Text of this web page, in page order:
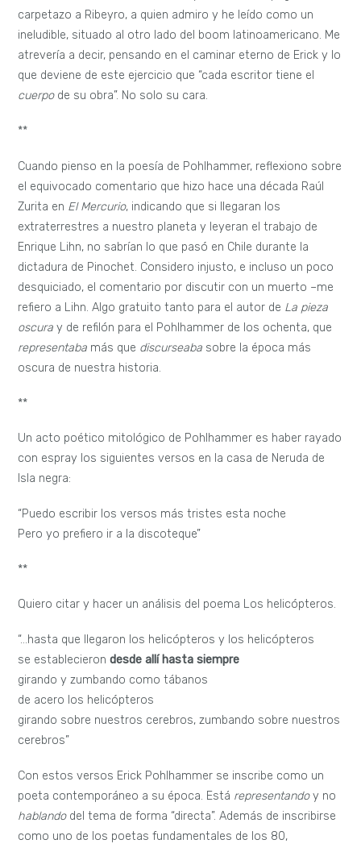
carpetazo a Ribeyro, a quien admiro y he leído como un
ineludible, situado al otro lado del boom latinoamericano. Me
atrevería a decir, pensando en el caminar eterno de Erick y lo
que deviene de este ejercicio que “cada escritor tiene el
cuerpode su obra”. No solo su cara.
**
Cuando pienso en la poesía de Pohlhammer, reflexiono sobre
el equivocado comentario que hizo hace una década Raúl
Zurita en El Mercurio, indicando que si llegaran los
extraterrestres a nuestro planeta y leyeran el trabajo de
Enrique Lihn, no sabrían lo que pasó en Chile durante la
dictadura de Pinochet. Considero injusto, e incluso un poco
desquiciado, el comentario por discutir con un muerto –me
refiero a Lihn. Algo gratuito tanto para el autor de La pieza
oscuray de refilón para el Pohlhammer de los ochenta, que
representaba más que discurseaba sobre la época más
oscura de nuestra historia.
**
Un acto poético mitológico de Pohlhammer es haber rayado
con espray los siguientes versos en la casa de Neruda de
Isla negra:
“Puedo escribir los versos más tristes esta noche
Pero yo prefiero ir a la discoteque”
**
Quiero citar y hacer un análisis del poema Los helicópteros.
“…hasta que llegaron los helicópteros y los helicópteros
se establecierondesde allí hasta siempre
girando y zumbando como tábanos
de acero los helicópteros
girando sobre nuestros cerebros, zumbando sobre nuestros
cerebros”
Con estos versos Erick Pohlhammer se inscribe como un
poeta contemporáneo a su época. Está representandoy no
hablandodel tema de forma “directa”. Además de inscribirse
como uno de los poetas fundamentales de los 80,